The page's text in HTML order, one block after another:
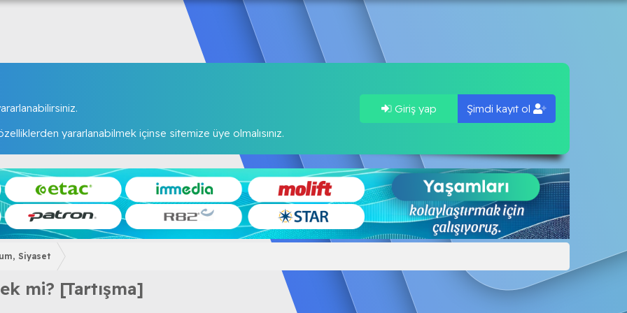
yararlanabilmek içinse sitemize üye olmalısınız.
Giriş yap Şimdi kayıt ol
Siyaset
mi? [Tartışma]